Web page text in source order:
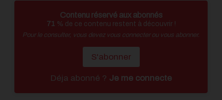
Contenu réservé aux abonnés
71 % de ce contenu restent à découvrir !
Pour le consulter, vous devez vous connecter ou vous abonner.
S'abonner
Déja abonné ? Je me connecte